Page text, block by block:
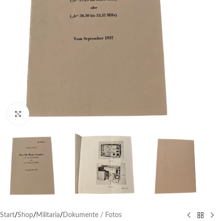
Klick zum Vergrößern
Start/Shop/ Militaria/ Dokumente / Fotos